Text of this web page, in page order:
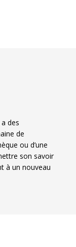
des
de
ou d’une
son savoir
à un nouveau